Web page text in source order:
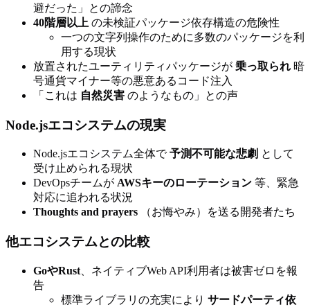
避だった」との諦念
40階層以上 の未検証パッケージ依存構造の危険性
一つの文字列操作のために多数のパッケージを利
用する現状
放置されたユーティリティパッケージが 乗っ取られ 暗
号通貨マイナー等の悪意あるコード注入
「これは 自然災害 のようなもの」との声
Node.jsエコシステムの現実
Node.jsエコシステム全体で予測不可能な悲劇 として
受け止められる現状
DevOpsチームが AWSキーのローテーション 等、緊急
対応に追われる状況
Thoughts and prayers （お悔やみ）を送る開発者たち
他エコシステムとの比較
GoやRust 、ネイティブWeb API利用者は被害ゼロを報
告
標準ライブラリの充実により サードパーティ依